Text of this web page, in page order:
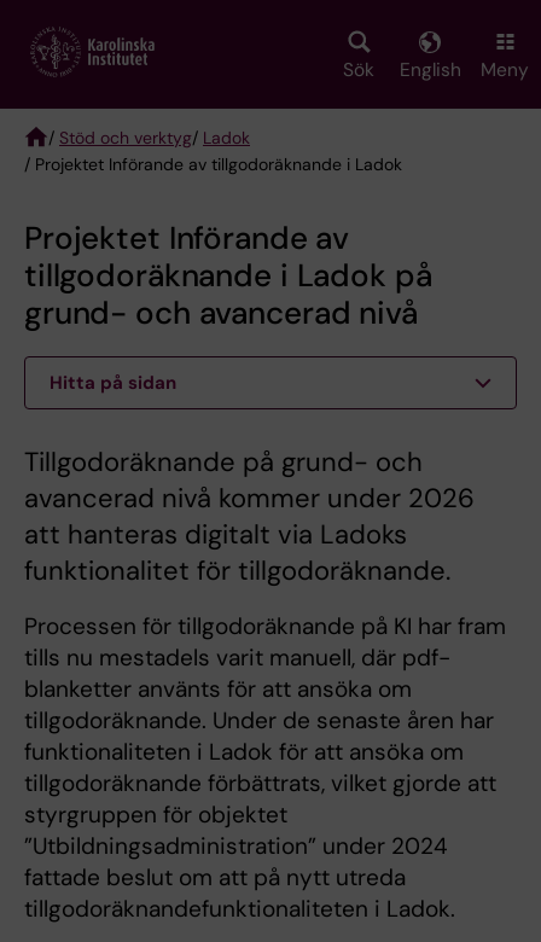
main
Sök English Meny
Breadcrumb
/ Stöd och verktyg/ Ladok
/ Projektet Införande av tillgodoräknande i Ladok
Projektet Införande av
tillgodoräknande i Ladok på
grund- och avancerad nivå
Hitta på sidan
Tillgodoräknande på grund- och
avancerad nivå kommer under 2026
att hanteras digitalt via Ladoks
funktionalitet för tillgodoräknande.
Processen för tillgodoräknande på KI har fram
tills nu mestadels varit manuell, där pdf-
blanketter använts för att ansöka om
tillgodoräknande. Under de senaste åren har
funktionaliteten i Ladok för att ansöka om
tillgodoräknande förbättrats, vilket gjorde att
styrgruppen för objektet
”Utbildningsadministration” under 2024
fattade beslut om att på nytt utreda
tillgodoräknandefunktionaliteten i Ladok.